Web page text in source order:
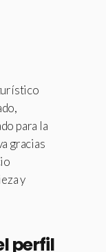
para la
gracias
y
perfil